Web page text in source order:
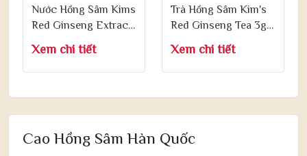
Nước Hồng Sâm Kims
Red Ginseng Extract
Energytime 10ml x 30
Gói
Xem chi tiết
Trà Hồng Sâm Kim's
Red Ginseng Tea 3g x
Xem chi tiết
Cao Hồng Sâm Hàn Quốc